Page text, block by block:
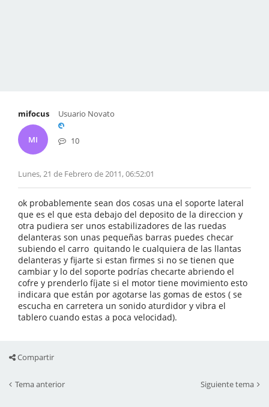
mifocus
MI
Usuario Novato
10
Lunes, 21 de Febrero de 2011, 06:52:01
ok probablemente sean dos cosas una el soporte lateral
que es el que esta debajo del deposito de la direccion y
otra pudiera ser unos estabilizadores de las ruedas
delanteras son unas pequeñas barras puedes checar
subiendo el carro quitando le cualquiera de las llantas
delanteras y fijarte si estan firmes si no se tienen que
cambiar y lo del soporte podrías checarte abriendo el
cofre y prenderlo fíjate si el motor tiene movimiento esto
indicara que están por agotarse las gomas de estos ( se
escucha en carretera un sonido aturdidor y vibra el
tablero cuando estas a poca velocidad).
Compartir
Tema anterior Siguiente tema